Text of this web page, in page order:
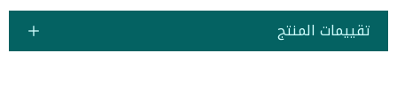
تقييمات المنتج